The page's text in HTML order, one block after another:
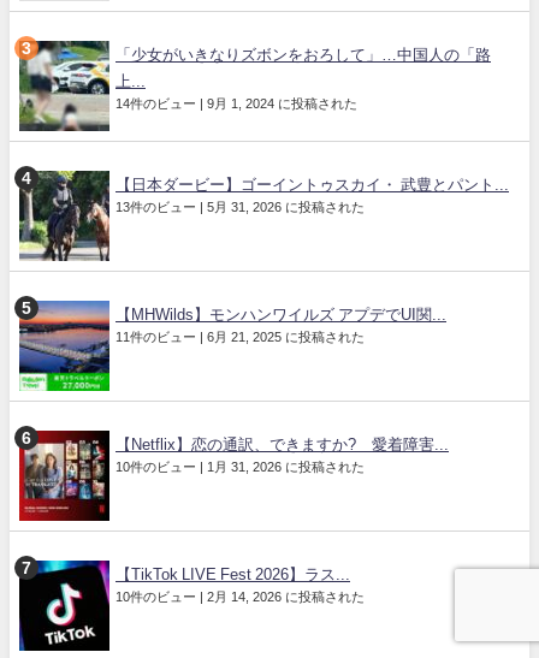
「少女がいきなりズボンをおろして」…中国人の「路
上...
14件のビュー | 9月 1, 2024 に投稿された
【日本ダービー】ゴーイントゥスカイ・ 武豊とパント...
13件のビュー | 5月 31, 2026 に投稿された
【MHWilds】モンハンワイルズ アプデでUI関...
11件のビュー | 6月 21, 2025 に投稿された
【Netflix】恋の通訳、できますか? 愛着障害...
10件のビュー | 1月 31, 2026 に投稿された
【TikTok LIVE Fest 2026】ラス...
10件のビュー | 2月 14, 2026 に投稿された